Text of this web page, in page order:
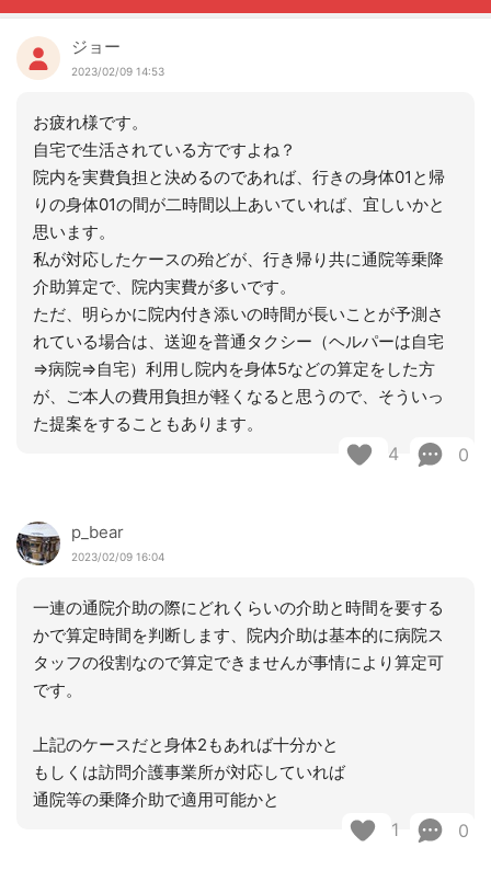
ジョー
2023/02/09 14:53
お疲れ様です。
自宅で生活されている方ですよね？
院内を実費負担と決めるのであれば、行きの身体01と帰
りの身体01の間が二時間以上あいていれば、宜しいかと
思います。
私が対応したケースの殆どが、行き帰り共に通院等乗降
介助算定で、院内実費が多いです。
ただ、明らかに院内付き添いの時間が長いことが予測さ
れている場合は、送迎を普通タクシー（ヘルパーは自宅
⇒病院⇒自宅）利用し院内を身体5などの算定をした方
が、ご本人の費用負担が軽くなると思うので、そういっ
た提案をすることもあります。
4 0
p_bear
2023/02/09 16:04
一連の通院介助の際にどれくらいの介助と時間を要する
かで算定時間を判断します、院内介助は基本的に病院ス
タッフの役割なので算定できませんが事情により算定可
です。
上記のケースだと身体2もあれば十分かと
もしくは訪問介護事業所が対応していれば
通院等の乗降介助で適用可能かと
1 0